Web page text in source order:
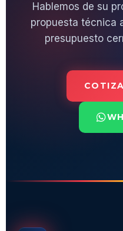
Hablemos de su
propuesta técnica
presupuesto